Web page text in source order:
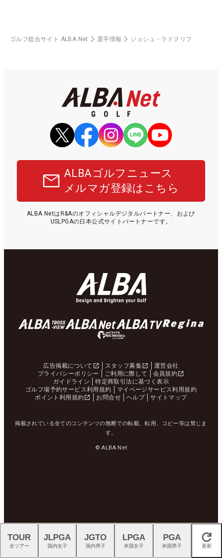
ゴルフ総合サイト ALBA Net 選手情報 ジョシュ・ラドクリフ
ALBAゴルフニュース
メルマガ登録はこちら
ALBA NetはR&Aのオフィシャルデジタルパートナー、および
USLPGAの日本公式サイトパートナーです。
広告掲載について スタッフ募集
運営会社
プライバシーポリシー
ご利用に際して
会員規約
ガイドライン
特定商取引法に基づく表示
ゴルフ場予約サービス利用規約
マイページサービス利用規約
ポイント利用規約
お問合せ ヘルプ サイトマップ
掲載されている全てのコンテンツの無断での転載、転用、コピー等は禁じま
す。
© ALBA Net
閉じる
TOUR
全ツアー
JLPGA
国内女子
JGTO
国内男子
LPGA
米国女子
PGA
米国男子 更新